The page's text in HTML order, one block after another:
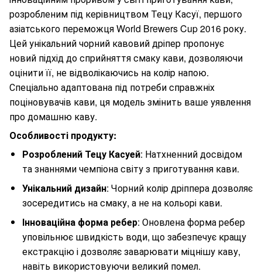
розробленим під керівництвом Тецу Касуї, першого
азіатського переможця World Brewers Cup 2016 року.
Цей унікальний чорний кавовий дріпер пропонує
новий підхід до сприйняття смаку кави, дозволяючи
оцінити її, не відволікаючись на колір напою.
Спеціально адаптована під потреби справжніх
поціновувачів кави, ця модель змінить ваше уявлення
про домашню каву.
Особливості продукту:
Розроблений Тецу Касуей: Натхненний досвідом
та знаннями чемпіона світу з приготування кави.
Унікальний дизайн: Чорний колір дріппера дозволяє
зосередитись на смаку, а не на кольорі кави.
Інноваційна форма ребер: Оновлена форма ребер
уповільнює швидкість води, що забезпечує кращу
екстракцію і дозволяє заварювати міцнішу каву,
навіть використовуючи великий помел.